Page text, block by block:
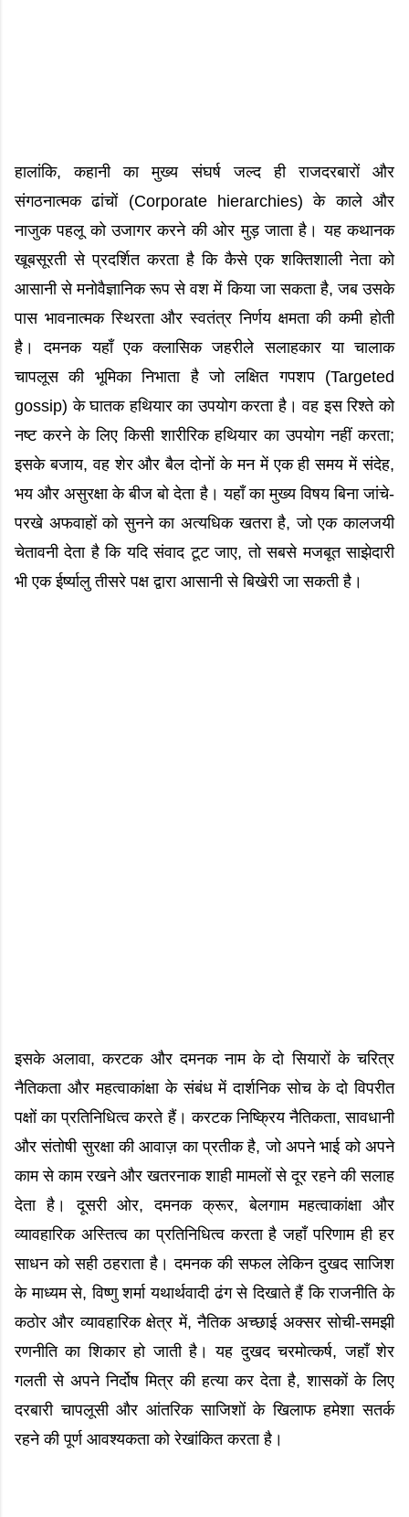
हालांकि, कहानी का मुख्य संघर्ष जल्द ही राजदरबारों और
संगठनात्मक ढांचों (Corporate hierarchies) के काले और
नाजुक पहलू को उजागर करने की ओर मुड़ जाता है। यह कथानक
खूबसूरती से प्रदर्शित करता है कि कैसे एक शक्तिशाली नेता को
आसानी से मनोवैज्ञानिक रूप से वश में किया जा सकता है, जब उसके
पास भावनात्मक स्थिरता और स्वतंत्र निर्णय क्षमता की कमी होती
है। दमनक यहाँ एक क्लासिक जहरीले सलाहकार या चालाक
चापलूस की भूमिका निभाता है जो लक्षित गपशप (Targeted
gossip) के घातक हथियार का उपयोग करता है। वह इस रिश्ते को
नष्ट करने के लिए किसी शारीरिक हथियार का उपयोग नहीं करता;
इसके बजाय, वह शेर और बैल दोनों के मन में एक ही समय में संदेह,
भय और असुरक्षा के बीज बो देता है। यहाँ का मुख्य विषय बिना जांचे-
परखे अफवाहों को सुनने का अत्यधिक खतरा है, जो एक कालजयी
चेतावनी देता है कि यदि संवाद टूट जाए, तो सबसे मजबूत साझेदारी
भी एक ईर्ष्यालु तीसरे पक्ष द्वारा आसानी से बिखेरी जा सकती है।
इसके अलावा, करटक और दमनक नाम के दो सियारों के चरित्र
नैतिकता और महत्वाकांक्षा के संबंध में दार्शनिक सोच के दो विपरीत
पक्षों का प्रतिनिधित्व करते हैं। करटक निष्क्रिय नैतिकता, सावधानी
और संतोषी सुरक्षा की आवाज़ का प्रतीक है, जो अपने भाई को अपने
काम से काम रखने और खतरनाक शाही मामलों से दूर रहने की सलाह
देता है। दूसरी ओर, दमनक क्रूर, बेलगाम महत्वाकांक्षा और
व्यावहारिक अस्तित्व का प्रतिनिधित्व करता है जहाँ परिणाम ही हर
साधन को सही ठहराता है। दमनक की सफल लेकिन दुखद साजिश
के माध्यम से, विष्णु शर्मा यथार्थवादी ढंग से दिखाते हैं कि राजनीति के
कठोर और व्यावहारिक क्षेत्र में, नैतिक अच्छाई अक्सर सोची-समझी
रणनीति का शिकार हो जाती है। यह दुखद चरमोत्कर्ष, जहाँ शेर
गलती से अपने निर्दोष मित्र की हत्या कर देता है, शासकों के लिए
दरबारी चापलूसी और आंतरिक साजिशों के खिलाफ हमेशा सतर्क
रहने की पूर्ण आवश्यकता को रेखांकित करता है।